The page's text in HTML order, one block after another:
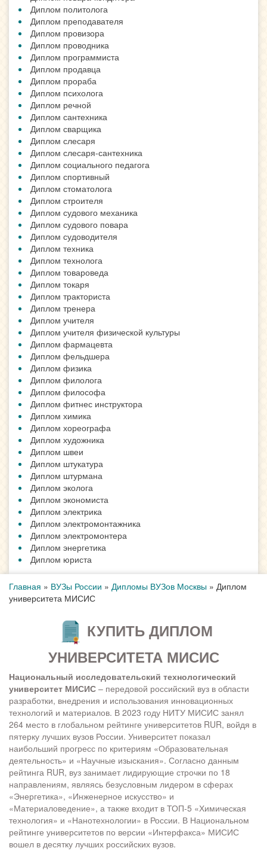
Диплом политолога
Диплом преподавателя
Диплом провизора
Диплом проводника
Диплом программиста
Диплом продавца
Диплом прораба
Диплом психолога
Диплом речной
Диплом сантехника
Диплом сварщика
Диплом слесаря
Диплом слесаря-сантехника
Диплом социального педагога
Диплом спортивный
Диплом стоматолога
Диплом строителя
Диплом судового механика
Диплом судового повара
Диплом судоводителя
Диплом техника
Диплом технолога
Диплом товароведа
Диплом токаря
Диплом тракториста
Диплом тренера
Диплом учителя
Диплом учителя физической культуры
Диплом фармацевта
Диплом фельдшера
Диплом физика
Диплом филолога
Диплом философа
Диплом фитнес инструктора
Диплом химика
Диплом хореографа
Диплом художника
Диплом швеи
Диплом штукатура
Диплом штурмана
Диплом эколога
Диплом экономиста
Диплом электрика
Диплом электромонтажника
Диплом электромонтера
Диплом энергетика
Диплом юриста
Главная » ВУЗы России » Дипломы ВУЗов Москвы » Диплом
университета МИСИС
КУПИТЬ ДИПЛОМ
УНИВЕРСИТЕТА МИСИС
Национальный исследовательский технологический
университет МИСИС – передовой российский вуз в области
разработки, внедрения и использования инновационных
технологий и материалов. В 2023 году НИТУ МИСИС занял
264 место в глобальном рейтинге университетов RUR, войдя в
пятерку лучших вузов России. Университет показал
наибольший прогресс по критериям «Образовательная
деятельность» и «Научные изыскания». Согласно данным
рейтинга RUR, вуз занимает лидирующие строчки по 18
направлениям, являясь безусловным лидером в сферах
«Энергетика», «Инженерное искусство» и
«Материаловедение», а также входит в ТОП-5 «Химическая
технология» и «Нанотехнологии» в России. В Национальном
рейтинге университетов по версии «Интерфакса» МИСИС
вошел в десятку лучших российских вузов.